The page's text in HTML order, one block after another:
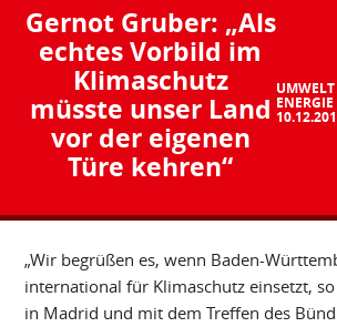
Gernot Gruber: „Als
echtes Vorbild im
Klimaschutz
müsste unser Land
vor der eigenen
Türe kehren“
ENERGIE
„Wir begrüßen es, wenn Baden-
international für Klimaschutz einsetzt,
in Madrid und mit dem Treffen des